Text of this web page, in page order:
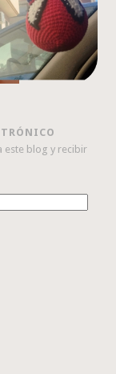
este blog y recibir